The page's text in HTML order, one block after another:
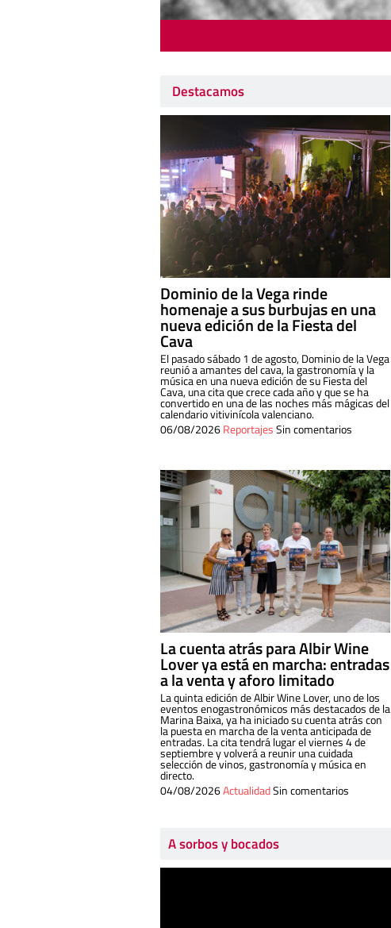
Destacamos
Dominio de la Vega rinde
homenaje a sus burbujas en una
nueva edición de la Fiesta del
Cava
El pasado sábado 1 de agosto, Dominio de la Vega
reunió a amantes del cava, la gastronomía y la
música en una nueva edición de su Fiesta del
Cava, una cita que crece cada año y que se ha
convertido en una de las noches más mágicas del
calendario vitivinícola valenciano.
06/08/2026ReportajesSin comentarios
La cuenta atrás para Albir Wine
Lover ya está en marcha: entradas
a la venta y aforo limitado
La quinta edición de Albir Wine Lover, uno de los
eventos enogastronómicos más destacados de la
Marina Baixa, ya ha iniciado su cuenta atrás con
la puesta en marcha de la venta anticipada de
entradas. La cita tendrá lugar el viernes 4 de
septiembre y volverá a reunir una cuidada
selección de vinos, gastronomía y música en
directo.
04/08/2026ActualidadSin comentarios
A sorbos y bocados